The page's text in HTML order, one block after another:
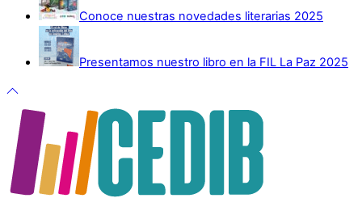
Conoce nuestras novedades literarias 2025
Presentamos nuestro libro en la FIL La Paz 2025